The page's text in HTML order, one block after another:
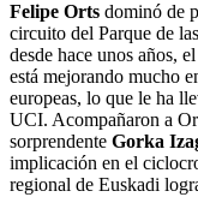
Felipe Orts dominó de
circuito del Parque de
desde hace unos años,
está mejorando mucho
europeas, lo que le ha
UCI. Acompañaron a
sorprendente Gorka
implicación en el
regional de Euskadi